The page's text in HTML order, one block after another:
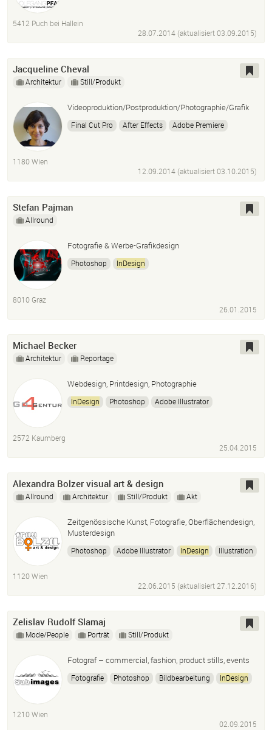
5412 Puch bei Hallein
28.07.2014 (aktualisiert03.09.2015)
Jacqueline Cheval
Architektur Still/Produkt
Videoproduktion/Postproduktion/Photographie/Grafik
Final Cut Pro After Effects
Adobe Premiere
1180 Wien
12.09.2014 (aktualisiert03.10.2015)
Stefan Pajman
Allround
Fotografie & Werbe-Grafikdesign
Photoshop InDesign
8010 Graz
26.01.2015
Michael Becker
Architektur Reportage
Webdesign, Printdesign, Photographie
InDesign Photoshop
Adobe Illustrator
2572 Kaumberg
25.04.2015
Alexandra Bolzer visual art & design
Allround Architektur Still/Produkt Akt
Zeitgenössische Kunst, Fotografie, Oberflächendesign,
Musterdesign
Photoshop Adobe Illustrator InDesign
Illustration
1120 Wien
22.06.2015 (aktualisiert27.12.2016)
Zelislav Rudolf Slamaj
Mode/People Porträt Still/Produkt
Fotograf – commercial, fashion, product stills, events
Fotografie Photoshop Bildbearbeitung
InDesign
1210 Wien
02.09.2015